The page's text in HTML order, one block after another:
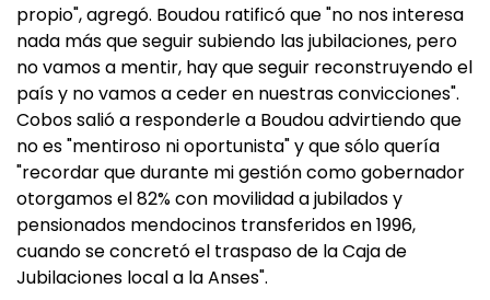
propio", agregó. Boudou ratificó que "no nos interesa
nada más que seguir subiendo las jubilaciones, pero
no vamos a mentir, hay que seguir reconstruyendo el
país y no vamos a ceder en nuestras convicciones".
Cobos salió a responderle a Boudou advirtiendo que
no es "mentiroso ni oportunista" y que sólo quería
"recordar que durante mi gestión como gobernador
otorgamos el 82% con movilidad a jubilados y
pensionados mendocinos transferidos en 1996,
cuando se concretó el traspaso de la Caja de
Jubilaciones local a la Anses".